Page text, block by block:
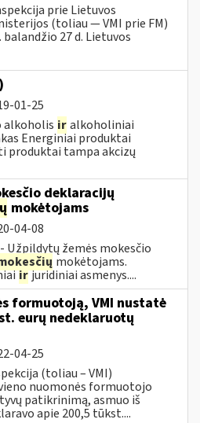
prie Lietuvos
(toliau — VMI prie FM)
27 d. Lietuvos
01-25
alkoholis iralkoholiniai
Energiniai produktai
produktai tampa akcizų
deklaracijų
mokėtojams
04-08
Užpildytų žemės mokesčio
mokėtojams.
irjuridiniai asmenys....
formuotoją, VMI nustatė
eurų nedeklaruotų
04-25
(toliau – VMI)
nuomonės formuotojo
patikrinimą, asmuo iš
apie 200,5 tūkst....